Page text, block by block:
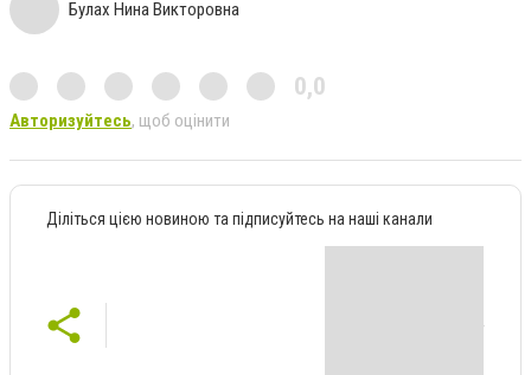
Булах Нина Викторовна
0,0
Авторизуйтесь, щоб оцінити
Діліться цією новиною та підписуйтесь на наші канали